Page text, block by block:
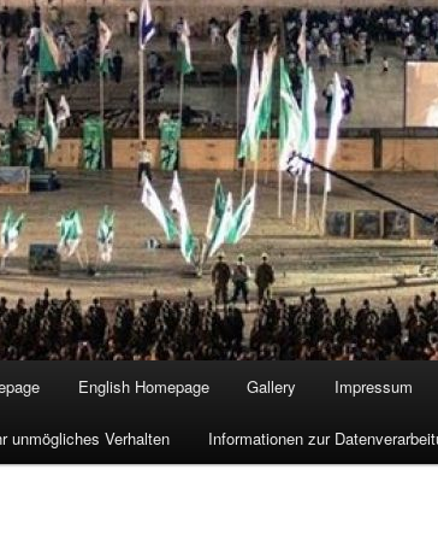
English Homepage Gallery Impressum
unmögliches Verhalten Informationen zur